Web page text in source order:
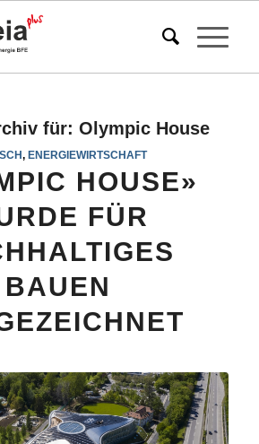
für: Olympic House
, ENERGIEWIRTSCHAFT
HOUSE»
FÜR
BAUEN